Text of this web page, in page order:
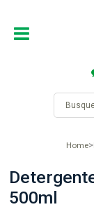
Home
500ml